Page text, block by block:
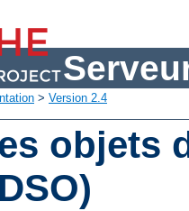
> Version 2.4
objets